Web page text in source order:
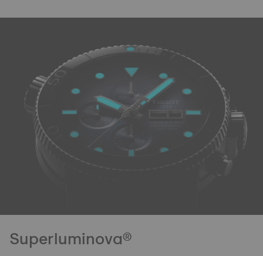
Superluminova®